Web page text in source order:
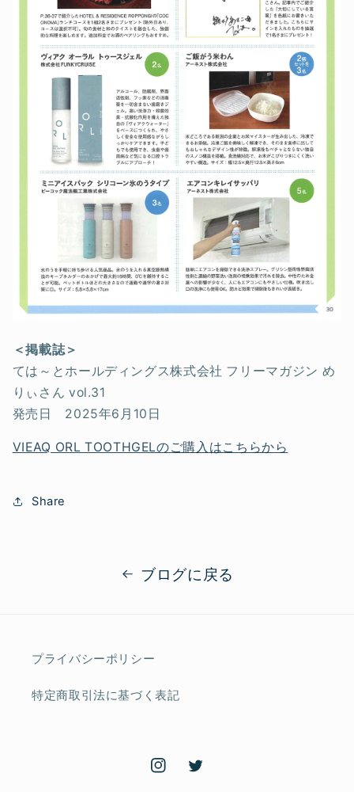
＜掲載誌＞
ては～とホールディングス株式会社 フリーマガジン め
りぃさん vol.31
発売日 2025年6月10日
VIEAQ ORL TOOTHGELのご購入はこちらから
Share
ブログに戻る
プライバシーポリシー
特定商取引法に基づく表記
InstagramTwitter